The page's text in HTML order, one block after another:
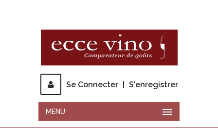
Se Connecter S'enregistrer
MENU